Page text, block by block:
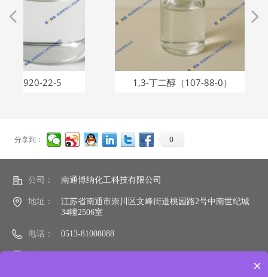
分享到： 0
1,3-丁二醇（107-88-0）
넳 넲
公司： 南通博纳化工科技有限公司
地址：
江苏省南通市崇川区文峰街道桃园路2号中南世纪城
34幢2506室
电话： 0513-81008088
×